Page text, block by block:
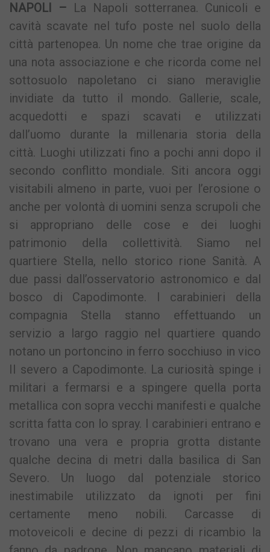
NAPOLI – La Napoli sotterranea. Cunicoli e
cavità scavate nel tufo poste nel suolo della
città partenopea. Un nome che trae origine da
una nota associazione e che ricorda come nel
sottosuolo napoletano ci siano meraviglie
invidiate da tutto il mondo. Gallerie, scale,
acquedotti e spazi scavati e utilizzati
dall’uomo durante la millenaria storia della
città. Luoghi utilizzati fino a pochi anni dopo il
secondo conflitto mondiale. Siti ancora oggi
visitabili almeno in parte, vuoi per l’erosione o
anche per volontà di uomini senza scrupoli che
si appropriano delle cose e dei luoghi
patrimonio della collettività. Siamo nel
quartiere Stella, nello storico rione Sanità. A
due passi dall’osservatorio astronomico e dal
bosco di Capodimonte. I carabinieri della
compagnia Stella stanno effettuando un
servizio a largo raggio nel quartiere quando
notano un portoncino in ferro socchiuso in vico
II severo a Capodimonte. La curiosità spinge i
militari a fermarsi e a spingere quella porta
metallica con sopra vecchi manifesti e qualche
scritta fatta con lo spray. I carabinieri entrano e
trovano una vera e propria grotta distante
qualche decina di metri dalla basilica di San
Severo. Un luogo dal potenziale storico
inestimabile utilizzato da ignoti per fini
certamente meno nobili. Carcasse di
motoveicoli e decine di pezzi di ricambio la